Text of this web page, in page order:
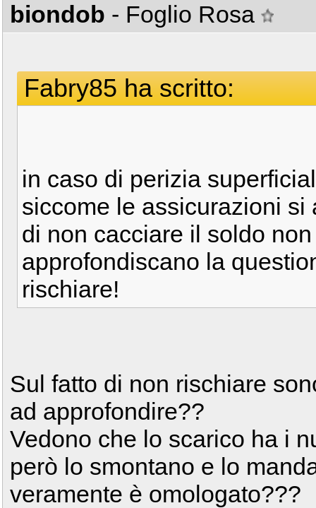
biondob - Foglio Rosa
Fabry85 ha scritto:
in caso di perizia
siccome le assicurazioni
di non cacciare il soldo
approfondiscano la
rischiare!
Sul fatto di non rischiare
ad approfondire??
Vedono che lo scarico ha i
però lo smontano e lo
veramente è omologato???